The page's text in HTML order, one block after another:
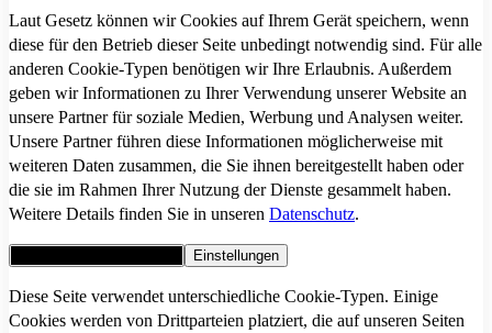
Laut Gesetz können wir Cookies auf Ihrem Gerät speichern, wenn
diese für den Betrieb dieser Seite unbedingt notwendig sind. Für alle
anderen Cookie-Typen benötigen wir Ihre Erlaubnis. Außerdem
geben wir Informationen zu Ihrer Verwendung unserer Website an
unsere Partner für soziale Medien, Werbung und Analysen weiter.
Unsere Partner führen diese Informationen möglicherweise mit
weiteren Daten zusammen, die Sie ihnen bereitgestellt haben oder
die sie im Rahmen Ihrer Nutzung der Dienste gesammelt haben.
Weitere Details finden Sie in unseren Datenschutz.
Einstellungen
Diese Seite verwendet unterschiedliche Cookie-Typen. Einige
Cookies werden von Drittparteien platziert, die auf unseren Seiten